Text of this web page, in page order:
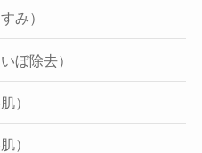
み）
ぼ除去）
）
）